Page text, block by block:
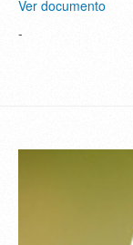
Ver documento
-